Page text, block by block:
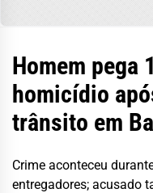
Homem pega
homicídio
trânsito em
Crime aconteceu
entregadores; acusado